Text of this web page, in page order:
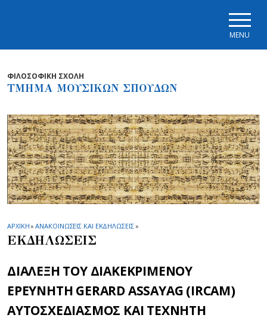
MENU
ΦΙΛΟΣΟΦΙΚΗ ΣΧΟΛΗ
ΤΜΗΜΑ ΜΟΥΣΙΚΩΝ ΣΠΟΥΔΩΝ
ΑΡΧΙΚΗ» ΑΝΑΚΟΙΝΩΣΕΙΣ ΚΑΙ ΕΚΔΗΛΩΣΕΙΣ»
ΕΚΔΗΛΩΣΕΙΣ
ΔΙΑΛΕΞΗ ΤΟΥ ΔΙΑΚΕΚΡΙΜΕΝΟΥ
ΕΡΕΥΝΗΤΗ GERARD ASSAYAG (IRCAM)
ΑΥΤΟΣΧΕΔΙΑΣΜΟΣ ΚΑΙ ΤΕΧΝΗΤΗ